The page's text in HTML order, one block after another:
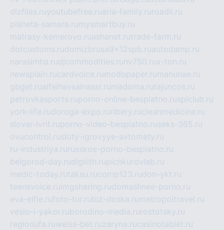
dizfiles.ruyoutubefree.ruaria-family.ru roadli.ru
planeta-samara.ru mysmartbuy.ru
matrasy-kemerovo.ruashanet.rutrade-farm.ru
dotcustoms.rudomizbrusa9x12spb.ruautodamp.ru
narasimha.rudjcommodities.ru nv750.rux-ton.ru
newsplain.rucardvoice.ru modopaper.ru manunae.ru
gbget.rualfeihavsalnassr.ru madoma.rutajuncos.ru
petrovkasports.ruporno-online-besplatno.rusplclub.ru
york-life.rudoroga-expo.ru ribery.rucleanmedicine.ru
slovar-ivrit.ruporno-video-besplatno.ruseks-365.ru
ovucontrol.rusloty-igrovyye-avtomaty.ru
ru-industriya.ru russkoe-porno-besplatno.ru
belgorod-day.rudigilith.rupichkurovlab.ru
medic-today.rutaksu.rucomp123.rudon-ykt.ru
teensvoice.ru imgsharing.rudomashnee-porno.ru
eva-elfie.rufoto-tur.rubiz-doska.ru metropoltravel.ru
veslo-i-yakor.ruborodino-media.ru rostotsky.ru
regionufa.ruweiss-bet.ruzaryna.rucasinotablet.ru